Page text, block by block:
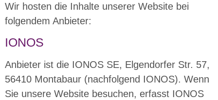
Wir hosten die Inhalte unserer Website bei
folgendem Anbieter:
IONOS
Anbieter ist die IONOS SE, Elgendorfer Str. 57,
56410 Montabaur (nachfolgend IONOS). Wenn
Sie unsere Website besuchen, erfasst IONOS